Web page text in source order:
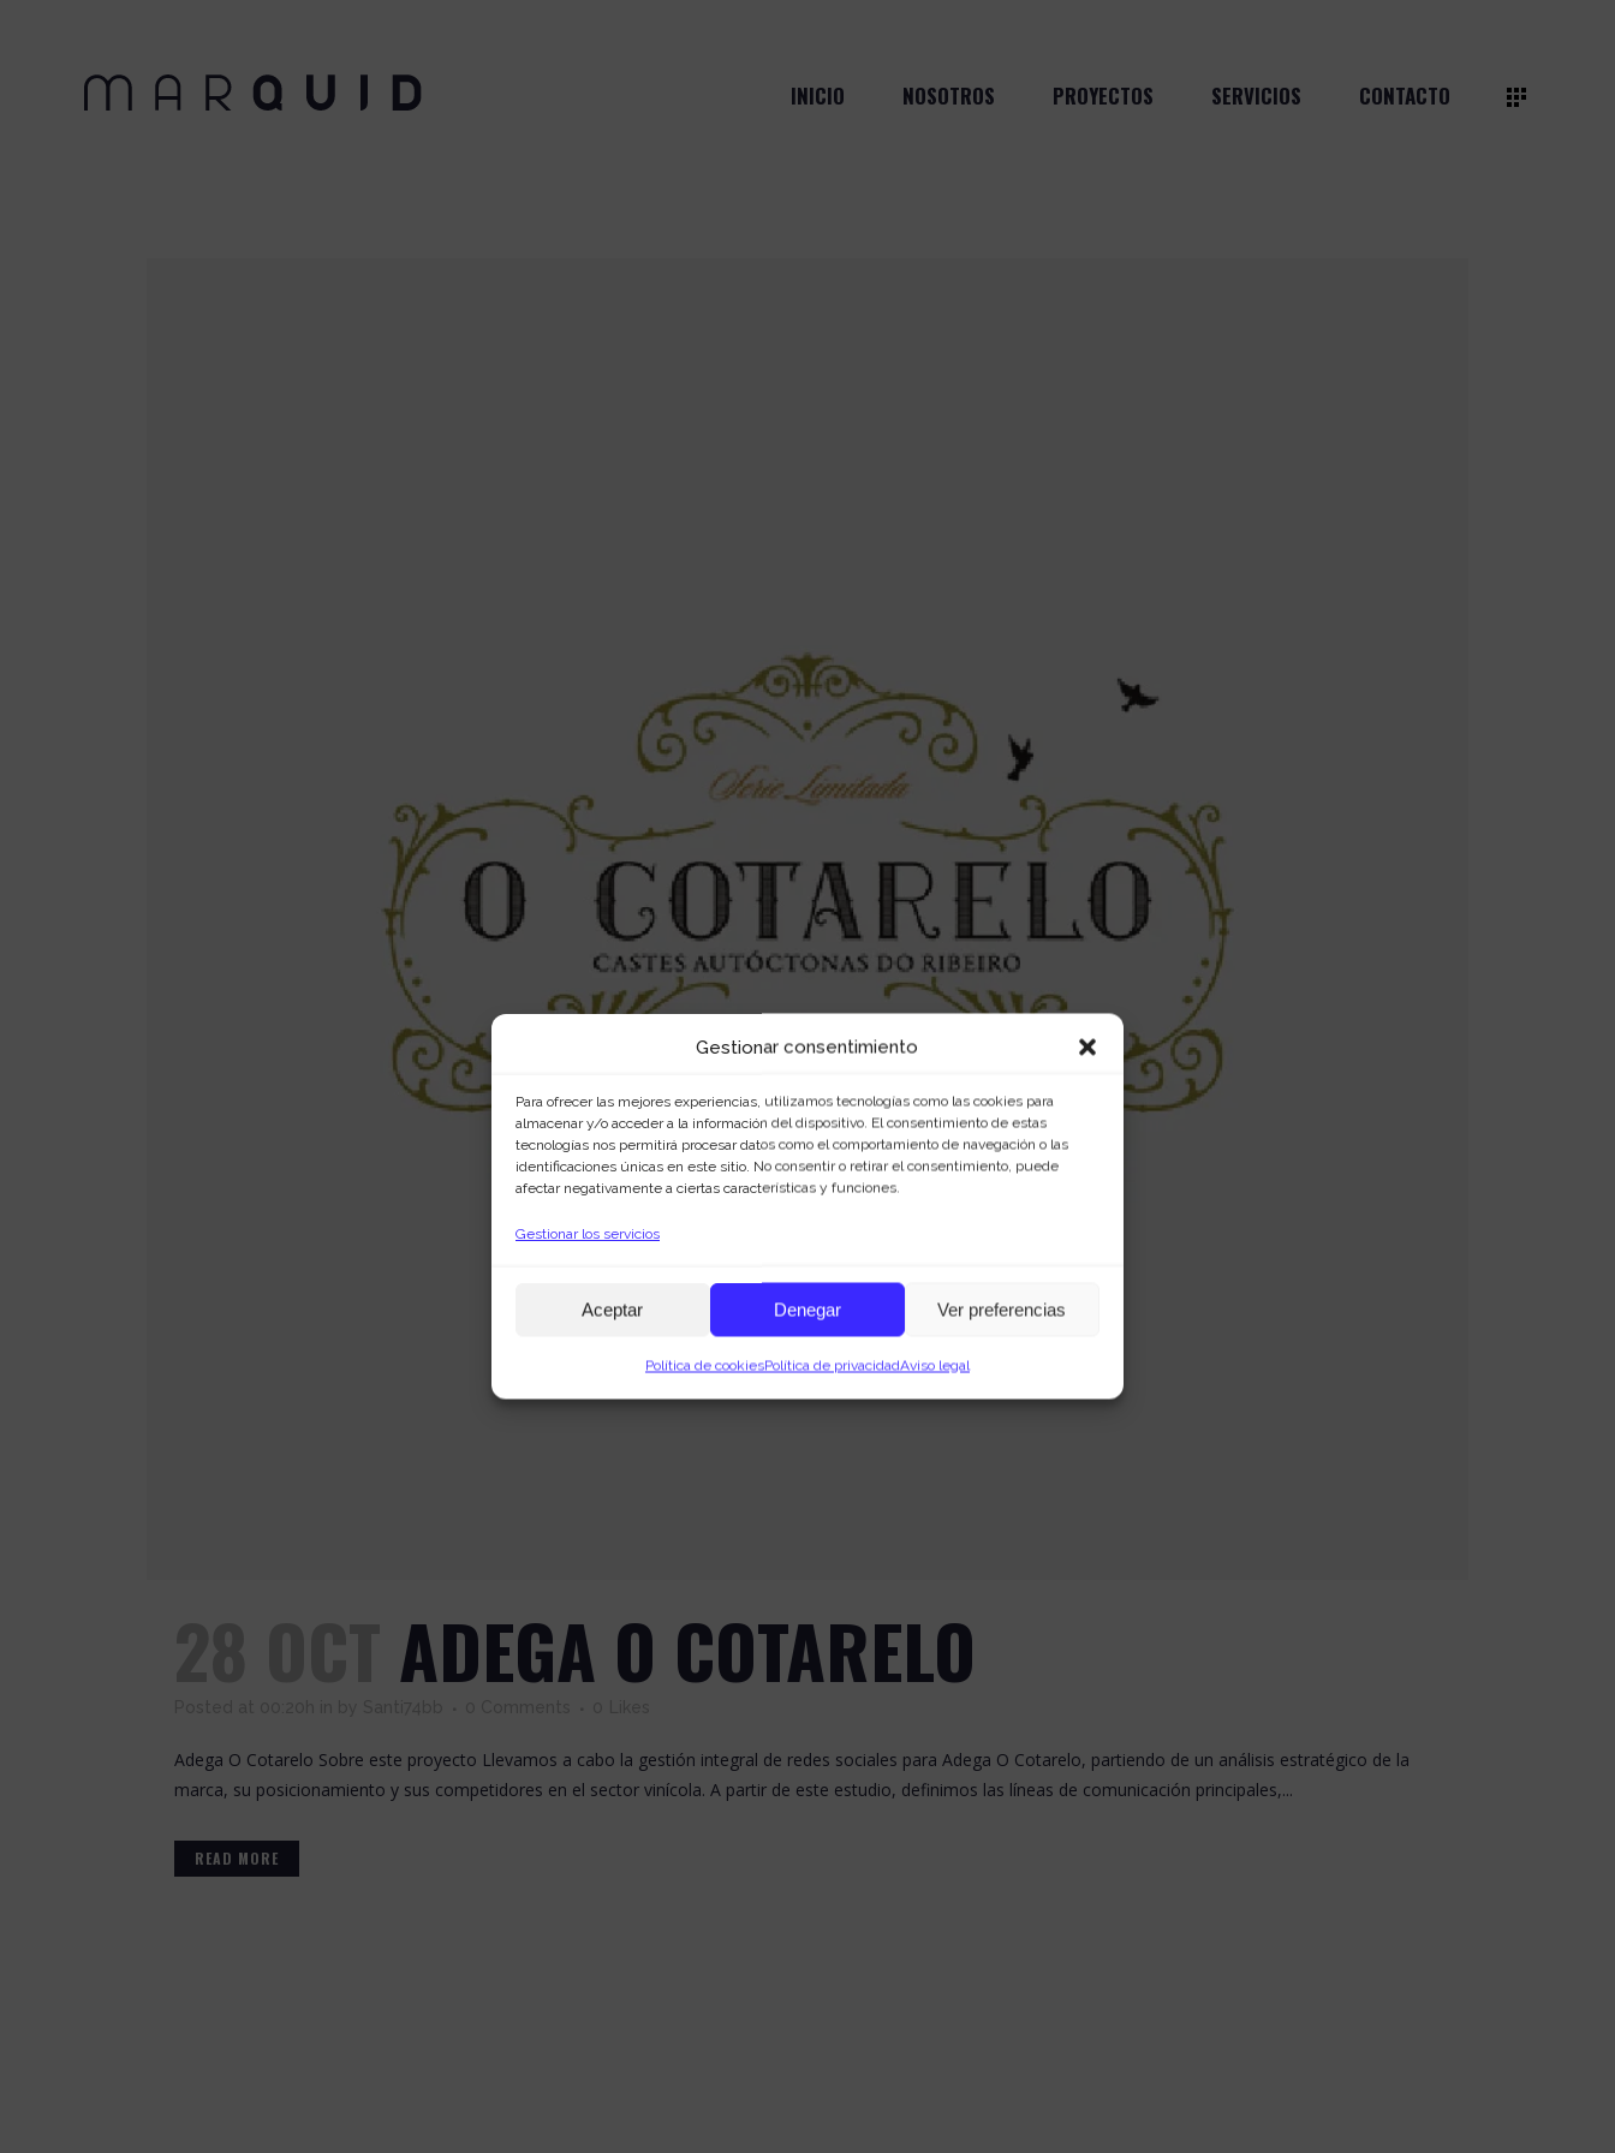
Gestionar consentimiento
Para ofrecer las mejores experiencias, utilizamos tecnologías como las cookies para
almacenar y/o acceder a la información del dispositivo. El consentimiento de estas
tecnologías nos permitirá procesar datos como el comportamiento de navegación o las
identificaciones únicas en este sitio. No consentir o retirar el consentimiento, puede
afectar negativamente a ciertas características y funciones.
Gestionar los servicios
Aceptar Denegar Ver preferencias
Política de cookiesPolítica de privacidadAviso legal
INICIO NOSOTROS PROYECTOS SERVICIOS CONTACTO
ADEGA O COTARELO
Adega O Cotarelo Sobre este proyecto Llevamos a cabo la gestión integral de redes sociales para Adega O Cotarelo, partiendo de un análisis estratégico de la
marca, su posicionamiento y sus competidores en el sector vinícola. A partir de este estudio, definimos las líneas de comunicación principales,...
READ MORE